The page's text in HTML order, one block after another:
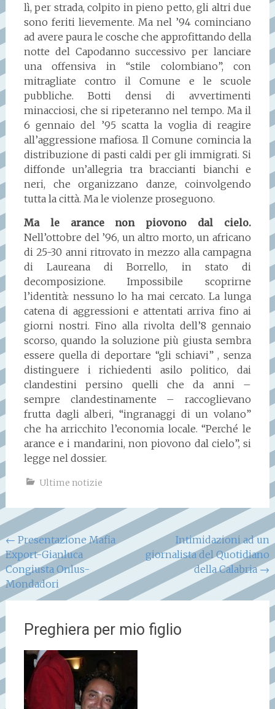
lì, per strada, colpito in pieno petto, gli altri due
sono feriti lievemente. Ma nel ’94 cominciano
ad avere paura le cosche che approfittando della
notte del Capodanno successivo per lanciare
una offensiva in “stile colombiano”, con
mitragliate contro il Comune e le scuole
pubbliche. Botti densi di avvertimenti
minacciosi, che si ripeteranno nel tempo. Ma il
6 gennaio del ’95 scatta la voglia di reagire
all’aggressione mafiosa. Il Comune comincia la
distribuzione di pasti caldi per gli immigrati. Si
diffonde un’allegria tra braccianti bianchi e
neri, che organizzano danze, coinvolgendo
tutta la città. Ma le violenze proseguono.
Ma le arance non piovono dal cielo.
Nell’ottobre del ’96, un altro morto, un africano
di 25-30 anni ritrovato in mezzo alla campagna
di Laureana di Borrello, in stato di
decomposizione. Impossibile scoprirne
l’identità: nessuno lo ha mai cercato. La lunga
catena di aggressioni e attentati arriva fino ai
giorni nostri. Fino alla rivolta dell’8 gennaio
scorso, quando la soluzione più giusta sembra
essere quella di deportare “gli schiavi” , senza
distinguere i richiedenti asilo politico, dai
clandestini persino quelli che da anni –
sempre clandestinamente – raccoglievano
frutta dagli alberi, “ingranaggi di un volano”
che ha arricchito l’economia locale. “Perché le
arance e i mandarini, non piovono dal cielo”, si
legge nel dossier.
Ultime notizie
Navigazione
articoli
← Presentazione Mafia
Export-Gianluca
Congiusta Onlus-
Mondadori
Intimidazioni ad un
giornalista del Quotidiano
della Calabria→
Preghiera per mio figlio